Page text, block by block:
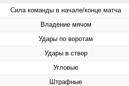
Сила команды в начале/конце матча
Владение мячом
Удары по воротам
Удары в створ
Угловые
Штрафные